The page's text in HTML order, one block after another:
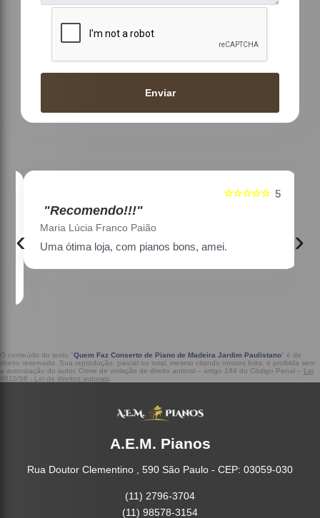
Enviar
5
☆☆☆☆☆
"Recomendo!!!"
Maria Lúcia Franco Paião
Uma ótima loja, com pianos bons, amei.
‹ ›
O conteúdo do texto "Quem Faz Conserto de Piano de Madeira Jardim Paulistano" é de
direito reservado. Sua reprodução, parcial ou total, mesmo citando nossos links, é proibida sem
a autorização do autor. Crime de violação de direito autoral – artigo 184 do Código Penal – Lei
9610/98 - Lei de direitos autorais
A.E.M. Pianos
Rua Doutor Clementino , 590 São Paulo - CEP: 03059-030
(11) 2796-3704
(11) 98578-3154